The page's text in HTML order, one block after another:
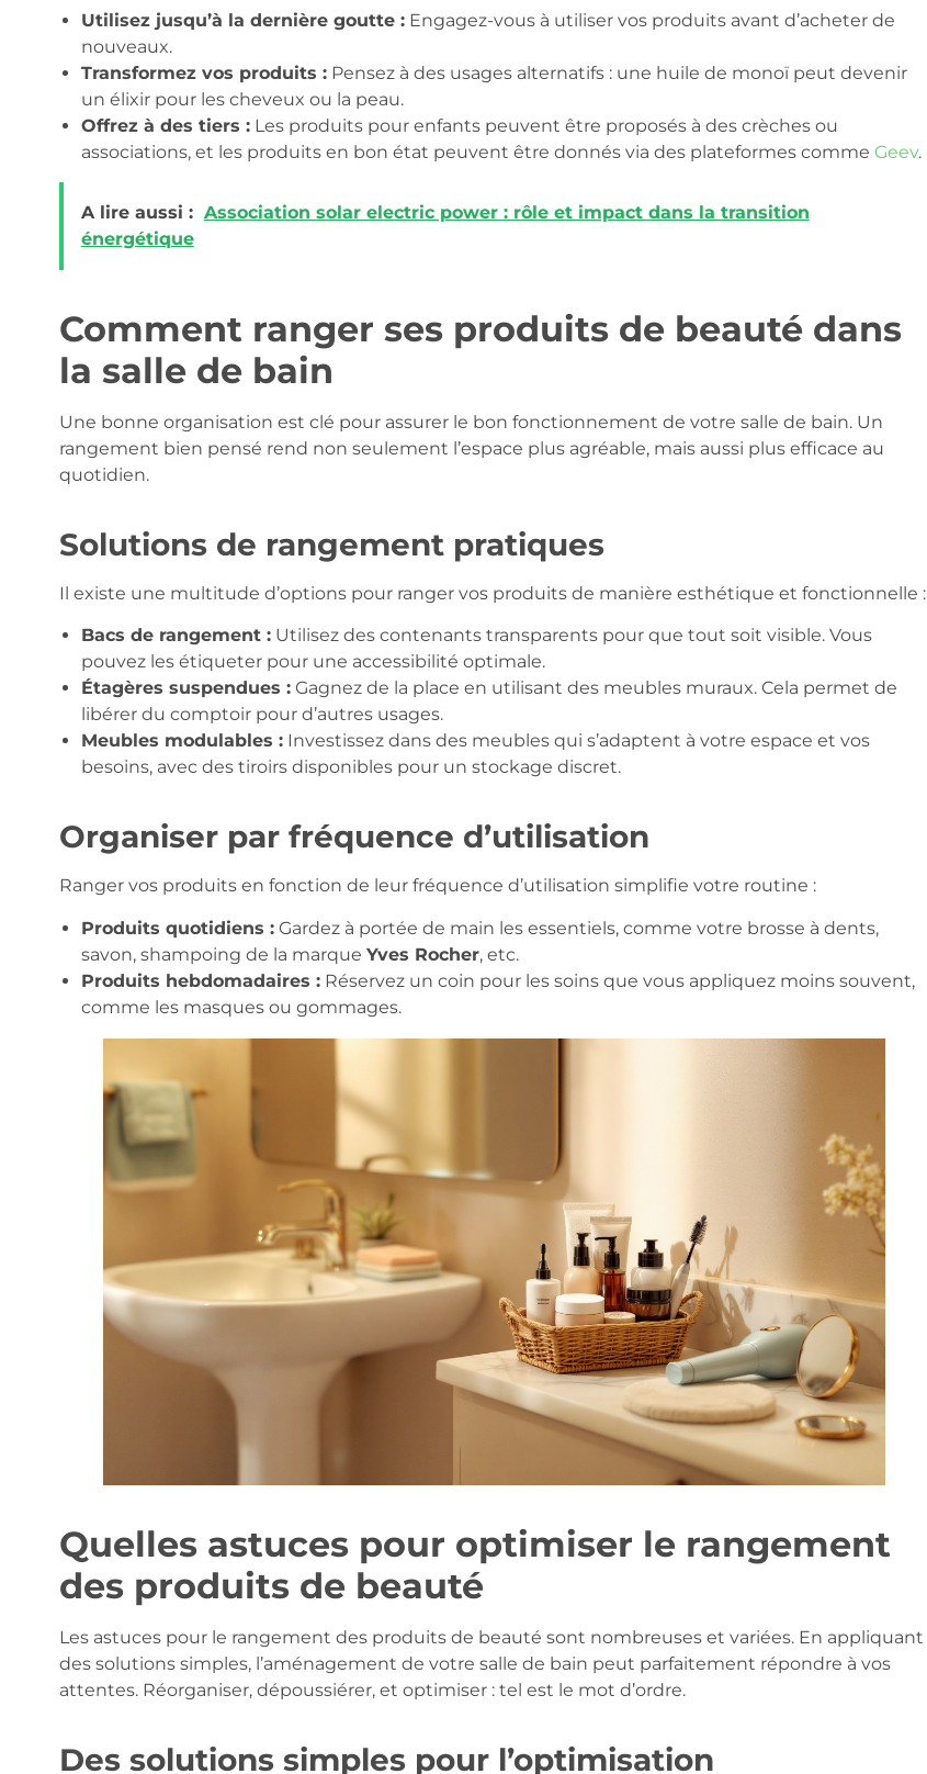
Utilisez jusqu’à la dernière goutte :Engagez-vous à utiliser vos produits avant d’acheter de
nouveaux.
Transformez vos produits :Pensez à des usages alternatifs : une huile de monoï peut devenir
un élixir pour les cheveux ou la peau.
Offrez à des tiers :Les produits pour enfants peuvent être proposés à des crèches ou
associations, et les produits en bon état peuvent être donnés via des plateformes comme Geev.
A lire aussi : Association solar electric power : rôle et impact dans la transition
énergétique
Comment ranger ses produits de beauté dans
la salle de bain
Une bonne organisation est clé pour assurer le bon fonctionnement de votre salle de bain. Un
rangement bien pensé rend non seulement l’espace plus agréable, mais aussi plus efficace au
quotidien.
Solutions de rangement pratiques
Il existe une multitude d’options pour ranger vos produits de manière esthétique et fonctionnelle :
Bacs de rangement :Utilisez des contenants transparents pour que tout soit visible. Vous
pouvez les étiqueter pour une accessibilité optimale.
Étagères suspendues :Gagnez de la place en utilisant des meubles muraux. Cela permet de
libérer du comptoir pour d’autres usages.
Meubles modulables :Investissez dans des meubles qui s’adaptent à votre espace et vos
besoins, avec des tiroirs disponibles pour un stockage discret.
Organiser par fréquence d’utilisation
Ranger vos produits en fonction de leur fréquence d’utilisation simplifie votre routine :
Produits quotidiens :Gardez à portée de main les essentiels, comme votre brosse à dents,
savon, shampoing de la marque Yves Rocher, etc.
Produits hebdomadaires :Réservez un coin pour les soins que vous appliquez moins souvent,
comme les masques ou gommages.
Quelles astuces pour optimiser le rangement
des produits de beauté
Les astuces pour le rangement des produits de beauté sont nombreuses et variées. En appliquant
des solutions simples, l’aménagement de votre salle de bain peut parfaitement répondre à vos
attentes. Réorganiser, dépoussiérer, et optimiser : tel est le mot d’ordre.
Des solutions simples pour l’optimisation